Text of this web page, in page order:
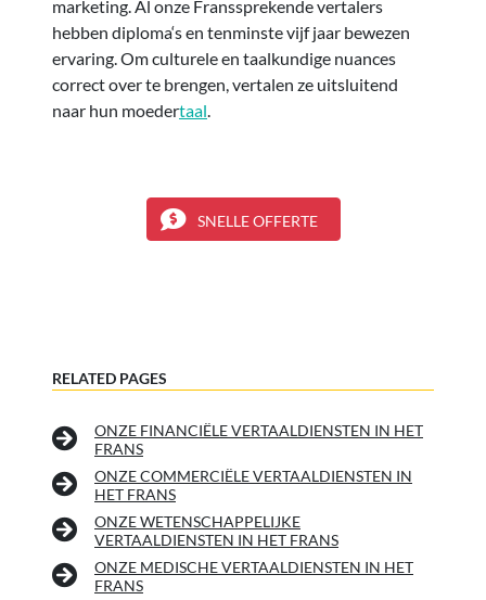
marketing. Al onze Franssprekende vertalers
hebben diploma‘s en tenminste vijf jaar bewezen
ervaring. Om culturele en taalkundige nuances
correct over te brengen, vertalen ze uitsluitend
naar hun moedertaal.
SNELLE OFFERTE
RELATED PAGES
ONZE FINANCIËLE VERTAALDIENSTEN IN HET
FRANS
ONZE COMMERCIËLE VERTAALDIENSTEN IN
HET FRANS
ONZE WETENSCHAPPELIJKE
VERTAALDIENSTEN IN HET FRANS
ONZE MEDISCHE VERTAALDIENSTEN IN HET
FRANS